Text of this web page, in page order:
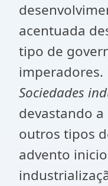
acentuada
tipo de
Sociedades
devastando
outros tipos
advento